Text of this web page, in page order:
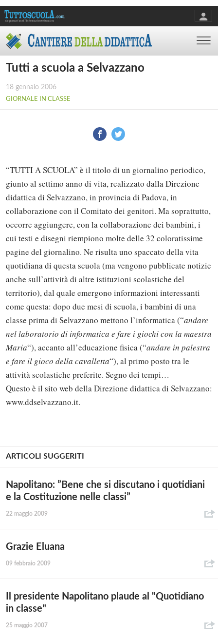
Tutti a scuola a Selvazzano
18 gennaio 2006
GIORNALE IN CLASSE
“TUTTI A SCUOLA” è il titolo di un giornalino periodico,
giunto al settimo anno di vita, realizzato dalla Direzione
didattica di Selvazzano, in provincia di Padova, in
collaborazione con il Comitato dei genitori. Ma soprattutto,
occorre aggiungere, con la collaborazione dei bambini, i
cui testi e disegni riempiono molte delle 32 coloratissime
pagine del giornalino. Ne risulta uno spaccato della vita
quotidiana di questa scuola (ma vengono pubblicate notizie
anche sull’attività di altre istituzioni scolastiche del
territorio), dal quale emergono informazioni interessanti
come questa: dopo due mesi di scuola, i bambini di una
classe prima di Selvazzano mettono l’informatica (“andare
nel laboratorio di informatica e fare i giochi con la maestra
Maria“), accanto all’educazione fisica (“andare in palestra
e fare il gioco della cavalletta“), al primo posto tra le
attività scolastiche preferite. Segno dei tempi…
Questo è il sito web della Direzione didattica di Selvazzano:
www.ddselvazzano.it.
ARTICOLI SUGGERITI
Napolitano: ”Bene che si discutano i quotidiani
e la Costituzione nelle classi”
22 maggio 2009
Grazie Eluana
09 febbraio 2009
Il presidente Napolitano plaude al "Quotidiano
in classe"
25 maggio 2007